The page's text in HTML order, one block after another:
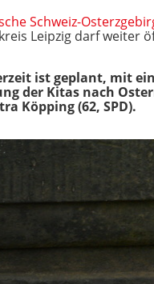
Schweiz-
Leipzig darf weiter
ist geplant, mit
der Kitas nach
Köpping (62, SPD).